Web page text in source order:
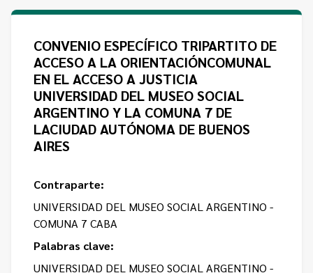
CONVENIO ESPECÍFICO TRIPARTITO DE
ACCESO A LA ORIENTACIÓNCOMUNAL
EN EL ACCESO A JUSTICIA
UNIVERSIDAD DEL MUSEO SOCIAL
ARGENTINO Y LA COMUNA 7 DE
LACIUDAD AUTÓNOMA DE BUENOS
AIRES
Contraparte:
UNIVERSIDAD DEL MUSEO SOCIAL ARGENTINO -
COMUNA 7 CABA
Palabras clave:
UNIVERSIDAD DEL MUSEO SOCIAL ARGENTINO -